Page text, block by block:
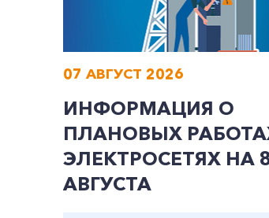
07 АВГУСТ 2026
ИНФОРМАЦИЯ О
ПЛАНОВЫХ
ЭЛЕКТРОСЕТЯХ НА
АВГУСТА